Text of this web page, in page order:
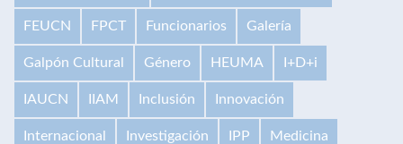
FEUCN FPCT Funcionarios Galería
Galpón Cultural Género HEUMA I+D+i
IAUCN IIAM Inclusión Innovación
Internacional Investigación IPP Medicina